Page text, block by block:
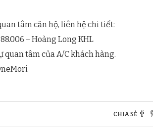
tâm căn hộ, liên hệ chi tiết:
– Hoàng Long KHL
quan tâm của A/C khách hàng.
CHIA SẺ